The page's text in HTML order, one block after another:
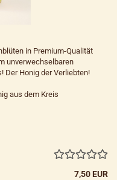
in Premium-Qualität
unverwechselbaren
Der Honig der Verliebten!
aus dem Kreis
7,50 EUR